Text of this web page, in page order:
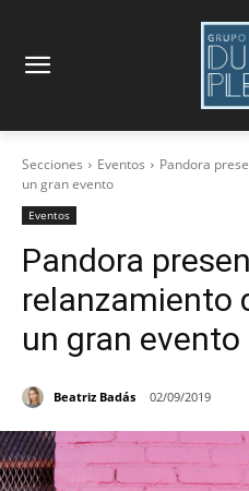
Secciones Eventos
Pandora
un gran evento
Eventos
Pandora
relanzamiento
un gran evento
Beatriz Badás 02/09/2019